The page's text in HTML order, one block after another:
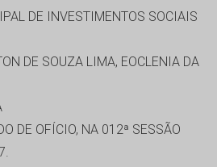
DE INVESTIMENTOS SOCIAIS
DE SOUZA LIMA, EOCLENIA DA
DE OFÍCIO, NA 012ª SESSÃO